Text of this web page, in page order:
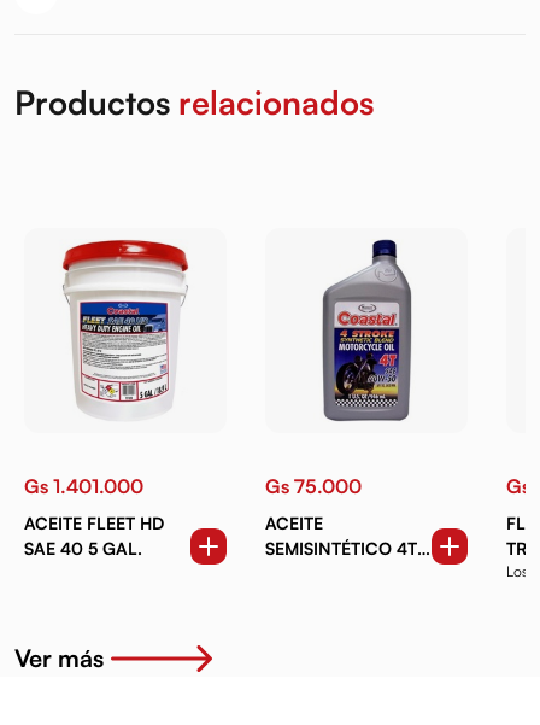
Productos relacionados
Gs 1.401.000
ACEITE FLEET HD
SAE 40 5 GAL.
Gs 75.000
ACEITE
SEMISINTÉTICO 4T
Gs
Los
Ver más